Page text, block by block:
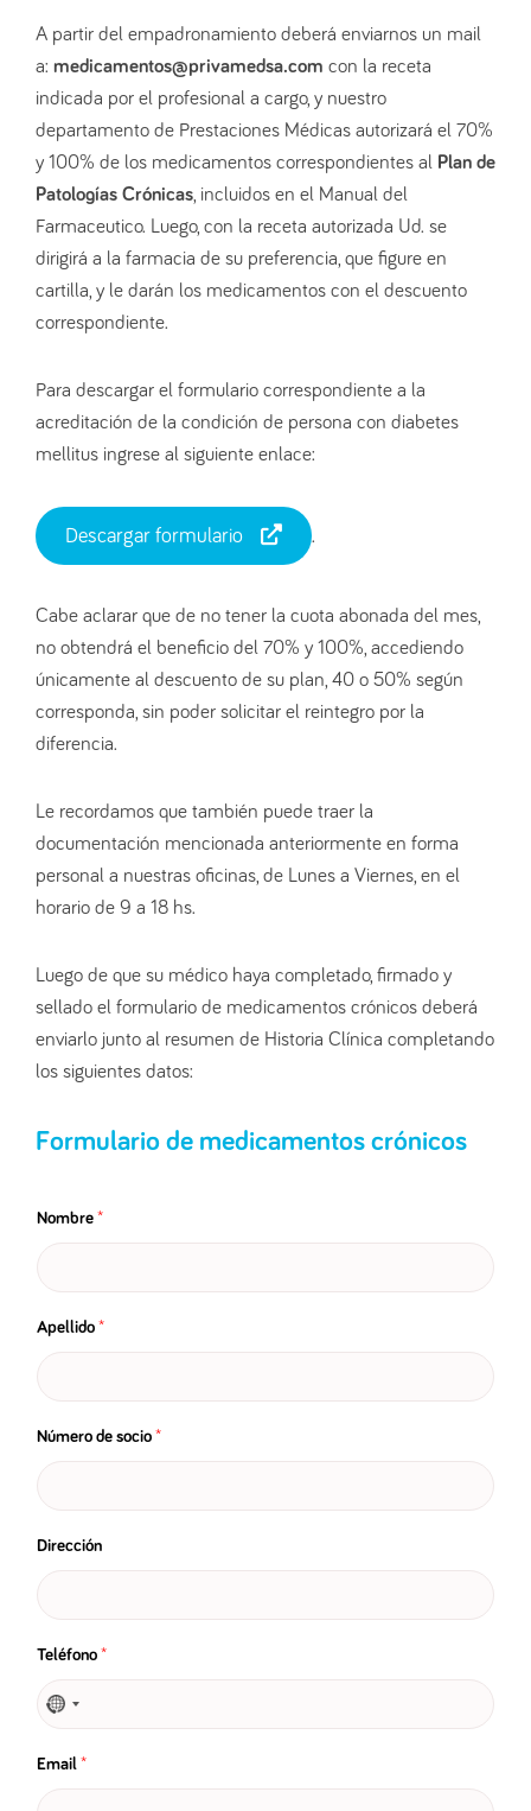
A partir del empadronamiento deberá enviarnos un mail
a: medicamentos@privamedsa.com con la receta
indicada por el profesional a cargo, y nuestro
departamento de Prestaciones Médicas autorizará el 70%
y 100% de los medicamentos correspondientes al Plan de
Patologías Crónicas, incluidos en el Manual del
Farmaceutico. Luego, con la receta autorizada Ud. se
dirigirá a la farmacia de su preferencia, que figure en
cartilla, y le darán los medicamentos con el descuento
correspondiente.
Para descargar el formulario correspondiente a la
acreditación de la condición de persona con diabetes
mellitus ingrese al siguiente enlace:
Descargar formulario .
Cabe aclarar que de no tener la cuota abonada del mes,
no obtendrá el beneficio del 70% y 100%, accediendo
únicamente al descuento de su plan, 40 o 50% según
corresponda, sin poder solicitar el reintegro por la
diferencia.
Le recordamos que también puede traer la
documentación mencionada anteriormente en forma
personal a nuestras oficinas, de Lunes a Viernes, en el
horario de 9 a 18 hs.
Luego de que su médico haya completado, firmado y
sellado el formulario de medicamentos crónicos deberá
enviarlo junto al resumen de Historia Clínica completando
los siguientes datos:
Formulario de medicamentos crónicos
Nombre *
Apellido *
Número de socio *
Dirección
Teléfono *
Email *